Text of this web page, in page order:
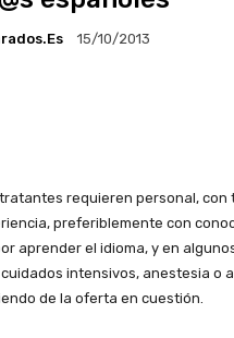
15/10/2013
requieren personal, con
preferiblemente con
aprender el idioma, y en
intensivos, anestesia o
de la oferta en cuestión.